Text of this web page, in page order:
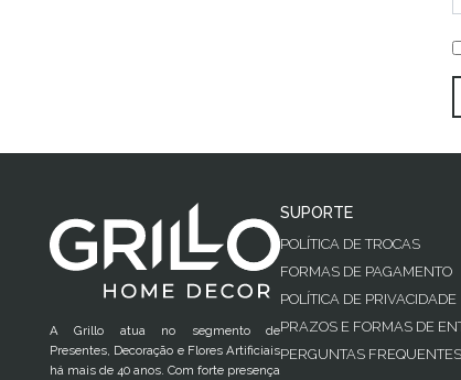
A Grillo atua no segmento de
Presentes, Decoração e Flores Artificiais
há mais de 40 anos. Com forte presença
SUPORTE
POLÍTICA DE TROCAS
FORMAS DE PAGAMENTO
POLÍTICA DE PRIVACIDADE
PRAZOS E FORMAS DE
PERGUNTAS